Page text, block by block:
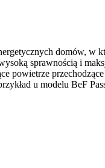
domów,
sprawnością i
powietrze
u modelu BeF